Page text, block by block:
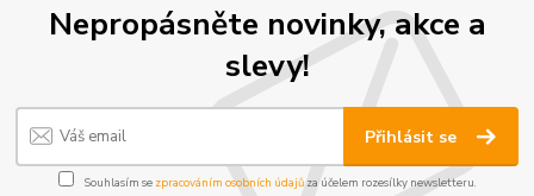
Nepropásněte novinky, akce a
slevy!
Přihlásit se
Souhlasím se zpracováním osobních údajůza účelem rozesílky newsletteru.